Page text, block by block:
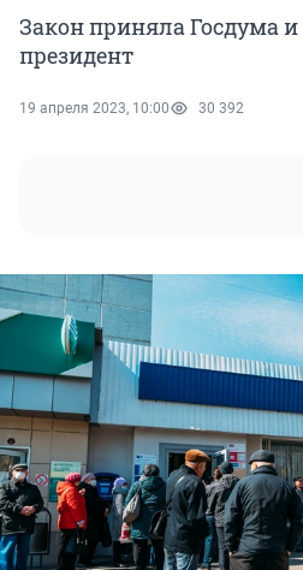
Закон приняла Госдума
президент
19 апреля 2023, 10:00 30 392